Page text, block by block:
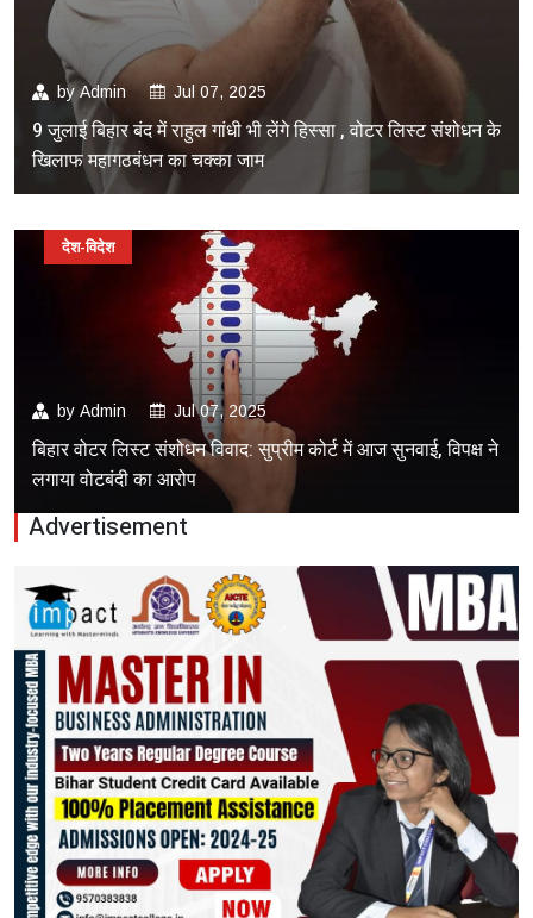
byAdmin Jul 07, 2025
9 जुलाई बिहार बंद में राहुल गांधी भी लेंगे हिस्सा , वोटर लिस्ट संशोधन के
खिलाफ महागठबंधन का चक्का जाम
by Admin Jul 07, 2025
बिहार वोटर लिस्ट संशोधन विवाद: सुप्रीम कोर्ट में आज सुनवाई, विपक्ष ने
लगाया वोटबंदी का आरोप
देश-विदेश
Advertisement